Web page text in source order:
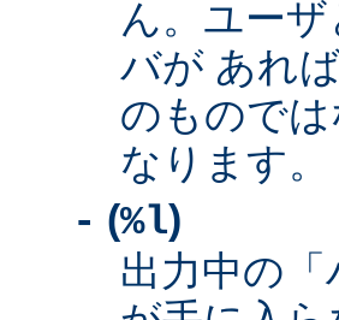
ん。ユー
バが あれ
のもので
なります。
- (%l)
出力中の